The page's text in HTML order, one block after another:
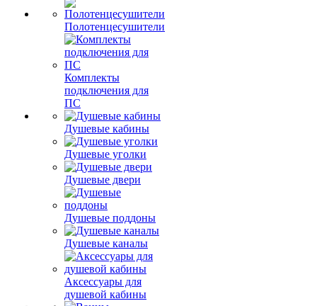
Полотенцесушители
Комплекты
подключения для
ПС
Душевые кабины
Душевые уголки
Душевые двери
Душевые поддоны
Душевые каналы
Аксессуары для
душевой кабины